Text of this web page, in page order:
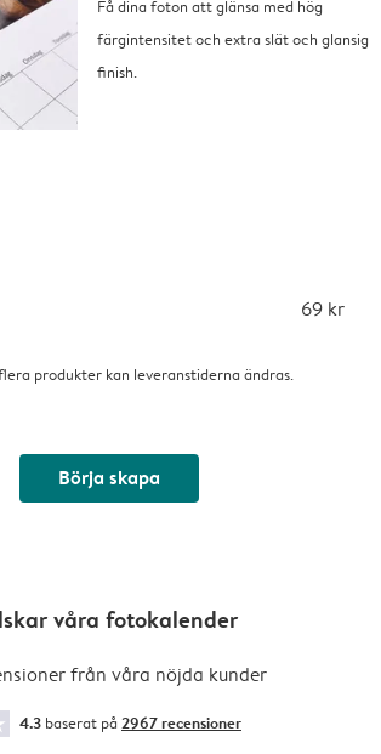
Få dina foton att glänsa med hög
färgintensitet och extra slät och glansig
finish.
69 kr
produkter kan leveranstiderna ändras.
Börja skapa
våra fotokalender
från våra nöjda kunder
4.3 baserat på 2967 recensioner